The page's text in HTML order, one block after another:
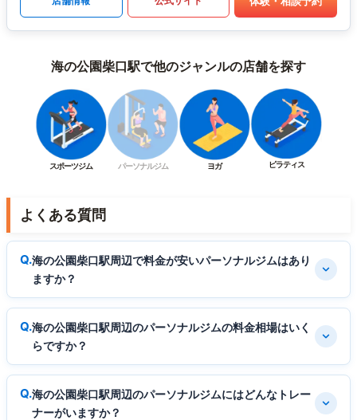
海の公園柴口駅で他のジャンルの店舗を探す
スポーツジム パーソナルジム ヨガ ピラティス
よくある質問
海の公園柴口駅周辺で料金が安いパーソナルジムはあり
ますか？
海の公園柴口駅周辺のパーソナルジムの料金相場はいく
らですか？
海の公園柴口駅周辺のパーソナルジムにはどんなトレー
ナーがいますか？